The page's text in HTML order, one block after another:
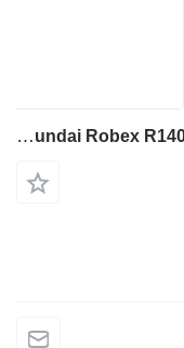
عمود الذراع المتأرجح Hyundai Robex R140lc-9a، R160lc-9a، مجموعة عمود التأرجح Zuac-00338، Zuac-0 ZUAC-00338 لـ حفارة Hyundai Robex R140lc-9a, R160lc-9a